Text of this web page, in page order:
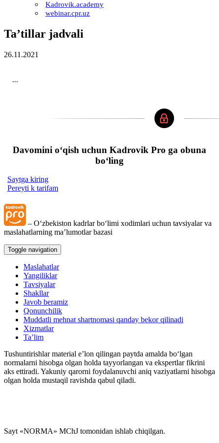
Kadrovik.academy
webinar.cpr.uz
Ta’tillar jadvali
26.11.2021
...
Davomini oʻqish uchun Kadrovik Pro ga obuna
boʻling
Saytga kiring
Pereyti k tarifam
– Oʻzbekiston kadrlar boʻlimi хodimlari uchun tavsiyalar va
maslahatlarning ma’lumotlar bazasi
Toggle navigation
Maslahatlar
Yangiliklar
Tavsiyalar
Shakllar
Javob beramiz
Qonunchilik
Muddatli mehnat shartnomasi qanday bekor qilinadi
Xizmatlar
Ta’lim
Tushuntirishlar material e’lon qilingan paytda amalda boʻlgan
normalarni hisobga olgan holda tayyorlangan va ekspertlar fikrini
aks ettiradi. Yakuniy qarorni foydalanuvchi aniq vaziyatlarni hisobga
olgan holda mustaqil ravishda qabul qiladi.
Sayt «NORMA» MChJ tomonidan ishlab chiqilgan.